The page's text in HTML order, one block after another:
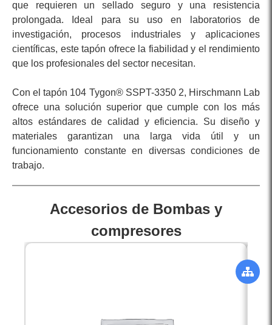
que requieren un sellado seguro y una resistencia
prolongada. Ideal para su uso en laboratorios de
investigación, procesos industriales y aplicaciones
científicas, este tapón ofrece la fiabilidad y el rendimiento
que los profesionales del sector necesitan.
Con el tapón 104 Tygon® SSPT-3350 2, Hirschmann Lab
ofrece una solución superior que cumple con los más
altos estándares de calidad y eficiencia. Su diseño y
materiales garantizan una larga vida útil y un
funcionamiento constante en diversas condiciones de
trabajo.
Accesorios de Bombas y
compresores